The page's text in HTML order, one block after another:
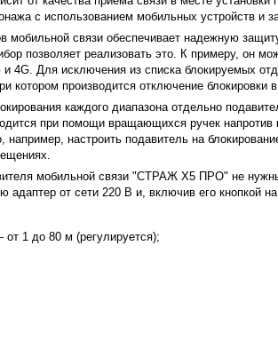
с использованием мобильных устройств
связи обеспечивает надежную
позволяет реализовать это. К примеру, он
4G. Для исключения из списка блокируемых
котором производится отключение блокировки
каждого диапазона отдельно
при помощи вращающихся ручек
настроить подавитель на
мобильной связи "СТРАЖ Х5 ПРО" не
адаптер от сети 220 В и, включив его кнопкой
1 до 80 м (регулируется);